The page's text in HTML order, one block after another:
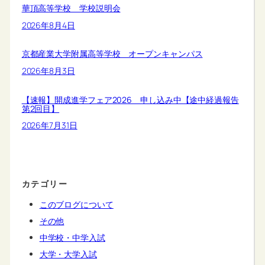
華頂高等学校 学校説明会
2026年8月4日
京都産業大学附属高等学校 オープンキャンパス
2026年8月3日
【速報】開成進学フェア2026 申し込み中【途中経過報告
第2回目】
2026年7月31日
カテゴリー
このブログについて
その他
中学校・中学入試
大学・大学入試